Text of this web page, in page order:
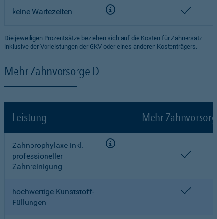
keine Wartezeiten
Die jeweiligen Prozentsätze beziehen sich auf die Kosten für Zahnersatz
inklusive der Vorleistungen der GKV oder eines anderen Kostenträgers.
Mehr Zahnvorsorge D
Leistung Mehr
Zahnprophylaxe inkl.
professioneller
Zahnreinigung
hochwertige Kunststoff-
Füllungen